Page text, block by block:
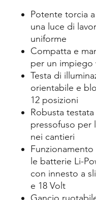
Potente torcia
una luce di
uniforme
Compatta e
per un impiego
Testa di
orientabile e
12 posizioni
Robusta
pressofuso per
nei cantieri
le batterie Li-
con innesto a
e 18 Volt